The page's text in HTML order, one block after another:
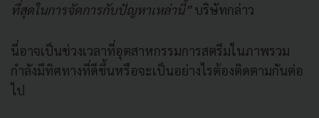
ที่สุดในการจัดการกับปัญหาเหล่านี้”บริษัทกล่าว
นี่อาจเป็นช่วงเวลาที่อุตสาหกรรมการสตรีมในภาพรวม
กำลังมีทิศทางที่ดีขึ้นหรือจะเป็นอย่างไรต้องติดตามกันต่อ
ไป